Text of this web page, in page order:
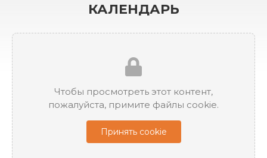
КАЛЕНДАРЬ
Чтобы просмотреть этот контент,
пожалуйста, примите файлы cookie.
Принять cookie